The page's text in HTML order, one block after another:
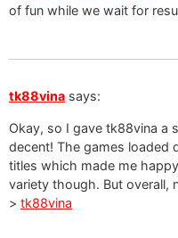
of fun while we wait for
tk88vina says:
Okay, so I gave tk88vina a
decent! The games loaded
titles which made me
variety though. But overall,
> tk88vina